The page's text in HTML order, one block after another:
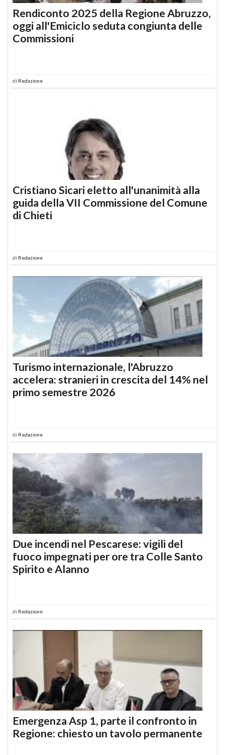
Rendiconto 2025 della Regione Abruzzo,
oggi all'Emiciclo seduta congiunta delle
Commissioni
di Redazione
Cristiano Sicari eletto all'unanimità alla
guida della VII Commissione del Comune
di Chieti
di Redazione
Turismo internazionale, l'Abruzzo
accelera: stranieri in crescita del 14% nel
primo semestre 2026
di Redazione
Due incendi nel Pescarese: vigili del
fuoco impegnati per ore tra Colle Santo
Spirito e Alanno
di Redazione
Emergenza Asp 1, parte il confronto in
Regione: chiesto un tavolo permanente